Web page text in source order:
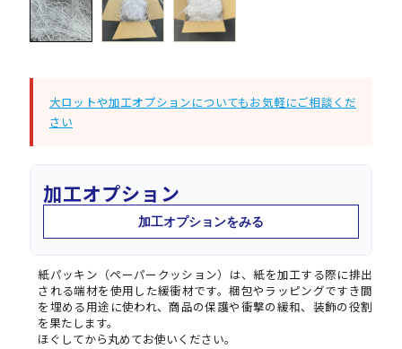
大ロットや加工オプションについてもお気軽にご相談くだ
さい
加工オプション
加工オプションをみる
紙パッキン（ペーパークッション）は、紙を加工する際に排出
される端材を使用した緩衝材です。梱包やラッピングですき間
を埋める用途に使われ、商品の保護や衝撃の緩和、装飾の役割
を果たします。
ほぐしてから丸めてお使いください。